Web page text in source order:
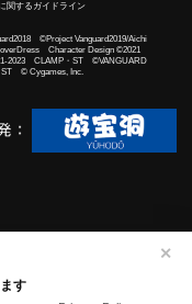
す
✕
関するガイドライン
©Project Vanguard2019/Aichi
Character Design ©2021
2023 CLAMP・ST ©VANGUARD
ST © Cygames, Inc.